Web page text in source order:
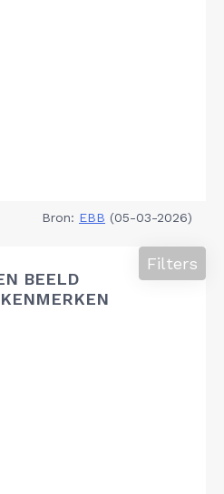
Bron: EBB (05-03-2026)
BEELD
Filters